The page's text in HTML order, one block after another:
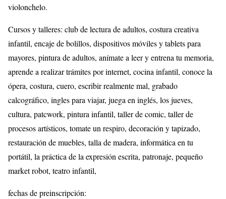
violonchelo.
Cursos y talleres: club de lectura de adultos, costura creativa
infantil, encaje de bolillos, dispositivos móviles y tablets para
mayores, pintura de adultos, anímate a leer y entrena tu memoria,
aprende a realizar trámites por internet, cocina infantil, conoce la
ópera, costura, cuero, escribir realmente mal, grabado
calcográfico, ingles para viajar, juega en inglés, los jueves,
cultura, patcwork, pintura infantil, taller de comic, taller de
procesos artísticos, tomate un respiro, decoración y tapizado,
restauración de muebles, talla de madera, informática en tu
portátil, la práctica de la expresión escrita, patronaje, pequeño
market robot, teatro infantil,
fechas de preinscripción: